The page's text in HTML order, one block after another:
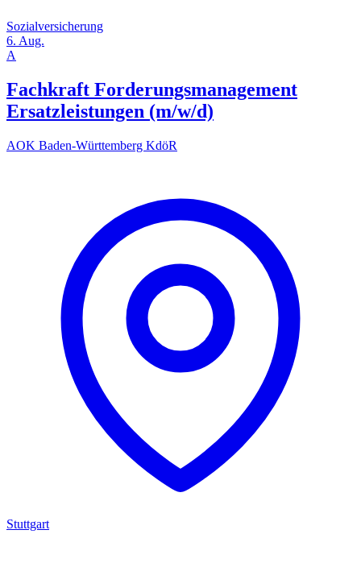
Sozialversicherung
6. Aug.
A
Fachkraft Forderungsmanagement
Ersatzleistungen (m/w/d)
AOK Baden-Württemberg KdöR
Stuttgart